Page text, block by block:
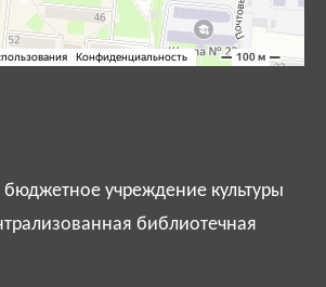
учреждение культуры
библиотечная